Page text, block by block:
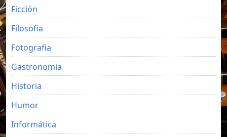
Ficción
Filosofia
Fotografia
Gastronomia
Historia
Humor
Informática